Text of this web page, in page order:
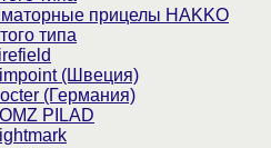
прицелы HAKKO
типа
(Швеция)
(Германия)
PILAD